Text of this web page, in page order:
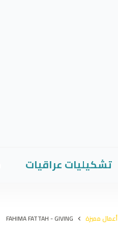
تشكيليات عراقيات
أعمال مميزة FAHIMA FATTAH - GIVING